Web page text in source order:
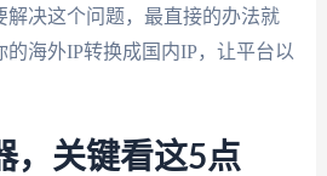
解决这个问题，最直接的办法就
海外IP转换成国内IP，让平台以
，关键看这5点